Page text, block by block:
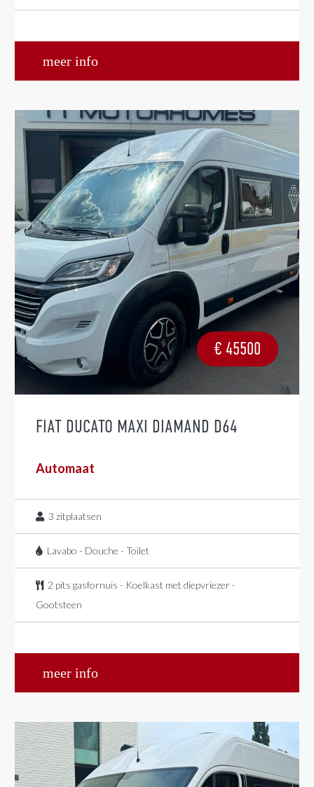
meer info
€ 45500
FIAT DUCATO MAXI DIAMAND D64
Automaat
3 zitplaatsen
Lavabo - Douche - Toilet
2 pits gasfornuis - Koelkast met diepvriezer -
Gootsteen
meer info